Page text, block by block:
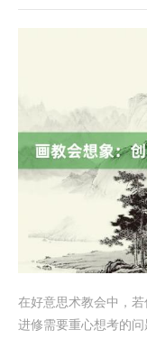
在好意思术教会中，
进修需要重心想考的